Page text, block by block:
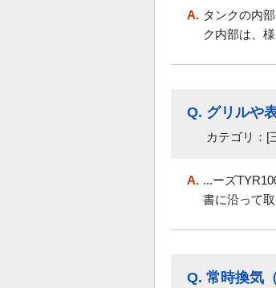
A. タンクの内
ク内部は、
Q. グリルや
カテゴリ：
A. ...ーズ
書に沿って
Q. 常時換気